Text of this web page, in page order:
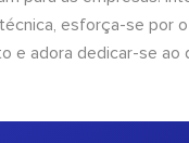
esforça-se por
e adora dedicar-se ao